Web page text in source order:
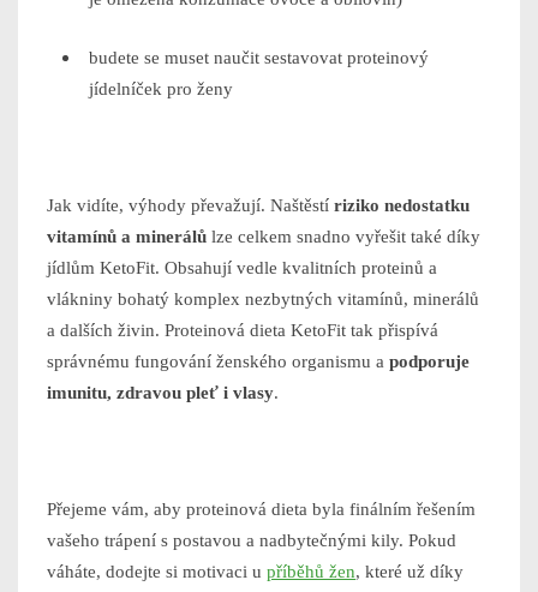
budete se muset naučit sestavovat proteinový
jídelníček pro ženy
Jak vidíte, výhody převažují. Naštěstí riziko nedostatku
vitamínů a minerálů lze celkem snadno vyřešit také díky
jídlům KetoFit. Obsahují vedle kvalitních proteinů a
vlákniny bohatý komplex nezbytných vitamínů, minerálů
a dalších živin. Proteinová dieta KetoFit tak přispívá
správnému fungování ženského organismu a podporuje
imunitu, zdravou pleť i vlasy.
Přejeme vám, aby proteinová dieta byla finálním řešením
vašeho trápení s postavou a nadbytečnými kily. Pokud
váháte, dodejte si motivaci u příběhů žen, které už díky